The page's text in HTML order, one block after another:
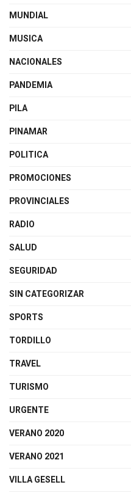
MUNDIAL
MUSICA
NACIONALES
PANDEMIA
PILA
PINAMAR
POLITICA
PROMOCIONES
PROVINCIALES
RADIO
SALUD
SEGURIDAD
SIN CATEGORIZAR
SPORTS
TORDILLO
TRAVEL
TURISMO
URGENTE
VERANO 2020
VERANO 2021
VILLA GESELL